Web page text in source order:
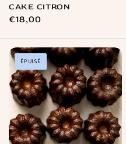
CAKE CITRON
Prix
€18,00
ÉPUISÉ